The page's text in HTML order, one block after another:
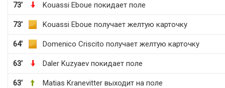
73' Kouassi Eboue покидает поле
73' Kouassi Eboue получает желтую карточку
64' Domenico Criscito получает желтую карточку
63' Daler Kuzyaev покидает поле
63' Matias Kranevitter выходит на поле